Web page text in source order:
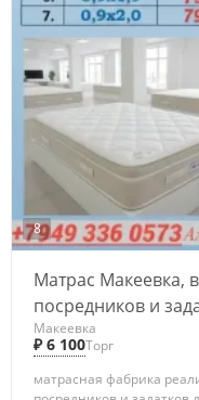
8
Матрас Макеевка,
посредников и
Макеевка
₽ 6 100Торг
матрасная фабрика